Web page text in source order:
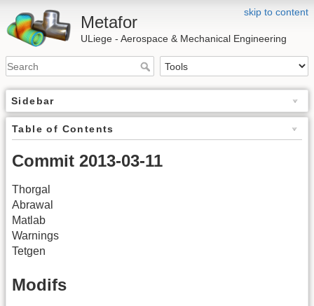
skip to content
Metafor
ULiege - Aerospace & Mechanical Engineering
Sidebar
Table of Contents
Commit 2013-03-11
Thorgal
Abrawal
Matlab
Warnings
Tetgen
Modifs